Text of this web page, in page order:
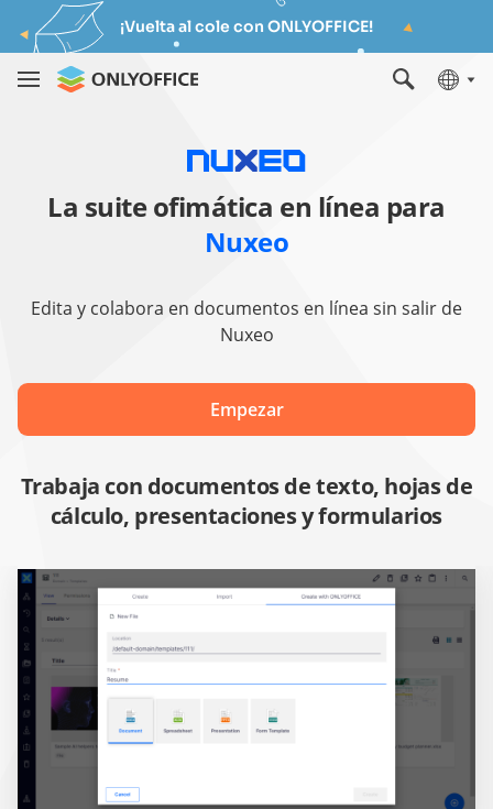
¡Vuelta al cole con ONLYOFFICE!
La suite ofimática en línea para
Nuxeo
Edita y colabora en documentos en línea sin salir de
Nuxeo
Empezar
Trabaja con documentos de texto, hojas de
cálculo, presentaciones y formularios